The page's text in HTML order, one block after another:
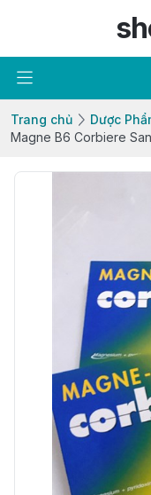
Trang chủ
Dược
Magne B6 Corbiere